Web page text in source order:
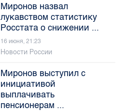
Миронов назвал
лукавством статистику
Росстата о снижении ...
16 июня, 21:23
Новости России
Миронов выступил с
инициативой
выплачивать
пенсионерам ...